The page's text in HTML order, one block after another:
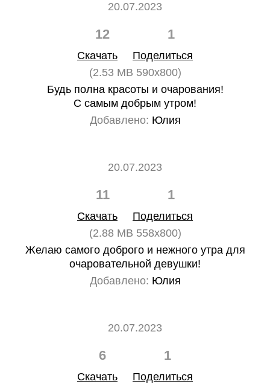
20.07.2023
12 1
Скачать
Поделиться
(2.53 MB 590x800)
Будь полна красоты и очарования!
С самым добрым утром!
Добавлено: Юлия
20.07.2023
11 1
Скачать
Поделиться
(2.88 MB 558x800)
Желаю самого доброго и нежного утра для
очаровательной девушки!
Добавлено: Юлия
20.07.2023
6 1
Скачать
Поделиться